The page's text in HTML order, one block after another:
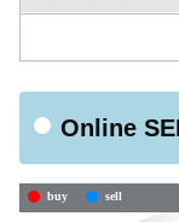
Online